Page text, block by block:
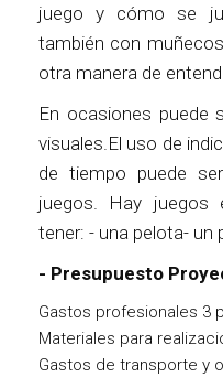
juego y cómo se
también con
otra manera de
En ocasiones puede
visuales.El uso de
de tiempo puede
juegos. Hay juegos
tener: - una pelota- un
- Presupuesto
Gastos profesionales 3
Materiales para
Gastos de transporte y